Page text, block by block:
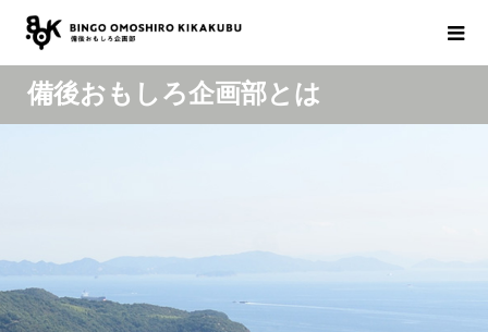
備後おもしろ企画部とは